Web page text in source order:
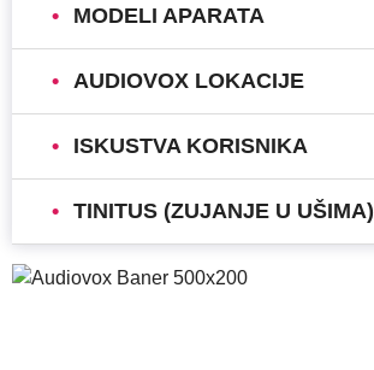
MODELI APARATA
AUDIOVOX LOKACIJE
ISKUSTVA KORISNIKA
TINITUS (ZUJANJE U UŠIMA)